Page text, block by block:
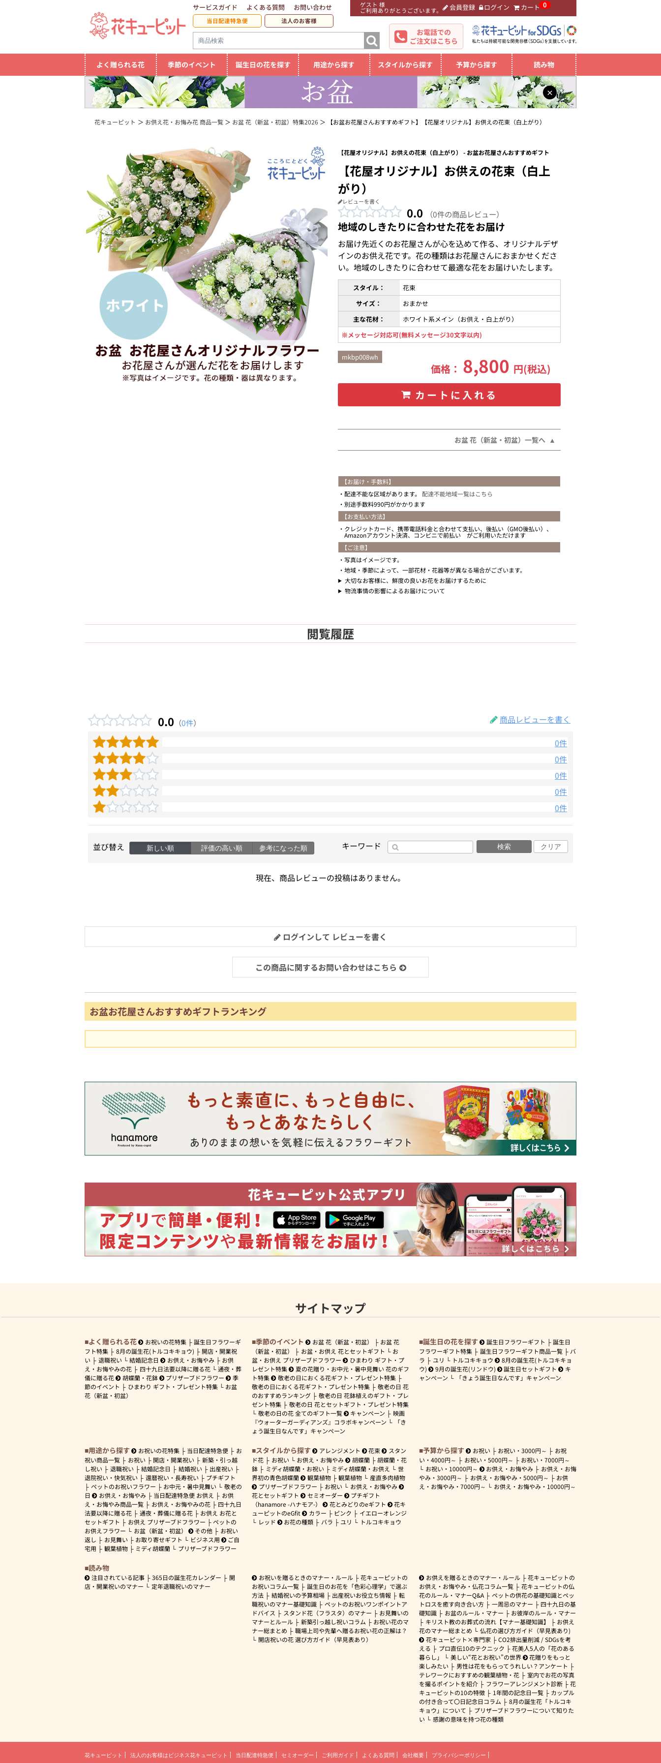
ゲスト 様
ご利用ありがとうございます。 会員登録 ログイン カート 0
サービスガイド よくある質問 お問い合わせ
当日配達特急便 法人のお客様
お電話での
ご注文はこちら
よく贈られる花 季節のイベント 誕生日の花を探す 用途から探す スタイルから探す 予算から探す 読み物
×
花キューピット お供え花・お悔み花 商品一覧 お盆 花（新盆・初盆）特集2026 【お盆お花屋さんおすすめギフト】【花屋オリジナル】お供えの花束（白上がり）
【花屋オリジナル】お供えの花束（白上がり） - お盆お花屋さんおすすめギフト
【花屋オリジナル】お供えの花束（白上
がり）
レビューを書く
0.0 （0件の商品レビュー）
地域のしきたりに合わせた花をお届け
お届け先近くのお花屋さんが心を込めて作る、オリジナルデザ
インのお供え花です。花の種類はお花屋さんにおまかせくださ
い。地域のしきたりに合わせて最適な花をお届けいたします。
スタイル：
花束
サイズ：
おまかせ
主な花材：
ホワイト系メイン（お供え・白上がり）
※メッセージ対応可(無料メッセージ30文字以内)
mkbp008wh
価格： 8,800 円(税込)
カートに入れる
お盆 花（新盆・初盆）一覧へ
【お届け・手数料】
配達不能な区域があります。 配達不能地域一覧はこちら
別途手数料990円がかかります
【お支払い方法】
クレジットカード、携帯電話料金と合わせて支払い、後払い（GMO後払い）、
Amazonアカウント決済、コンビニで前払い がご利用いただけます
【ご注意】
写真はイメージです。
地域・季節によって、一部花材・花器等が異なる場合がございます。
大切なお客様に、鮮度の良いお花をお届けするために
物流事情の影響によるお届けについて
閲覧履歴
0.0 （0件）
商品レビューを書く
0件
0件
0件
0件
0件
並び替え 新しい順 評価の高い順 参考になった順 キーワード 検索 クリア
現在、商品レビューの投稿はありません。
ログインして レビューを書く
この商品に関するお問い合わせはこちら
お盆お花屋さんおすすめギフトランキング
サイトマップ
よく贈られる花 お祝いの花特集
誕生日フラワーギ
フト特集
8月の誕生花(トルコキキョウ)
開店・開業祝
い
退職祝い 結婚記念日 お供え・お悔やみ
お供
え・お悔やみの花
四十九日法要以降に贈る花
通夜・葬
儀に贈る花
胡蝶蘭・花鉢 プリザーブドフラワー
季
節のイベント
ひまわり ギフト・プレゼント特集
お盆
花（新盆・初盆）
季節のイベント お盆 花（新盆・初盆）
お盆 花
（新盆・初盆）
お盆・お供え 花とセットギフト
お
盆・お供え プリザーブドフラワー
ひまわり ギフト・プ
レゼント特集
夏の花贈り・お中元・暑中見舞い 花のギフ
ト特集
敬老の日におくる花ギフト・プレゼント特集
敬老の日におくる花ギフト・プレゼント特集
敬老の日 花
のおすすめランキング
敬老の日 花鉢植えのギフト・プレ
ゼント特集
敬老の日 花とセットギフト・プレゼント特集
敬老の日の花 全てのギフト一覧
キャンペーン
映画
『ウォーターガーディアンズ』コラボキャンペーン
「き
ょう誕生日なんです」キャンペーン
誕生日の花を探す 誕生日フラワーギフト
誕生日
フラワーギフト特集
誕生日フラワーギフト商品一覧
バ
ラ
ユリ トルコキキョウ
8月の誕生花(トルコキキョ
ウ)
9月の誕生花(リンドウ) 誕生日セットギフト
キ
ャンペーン
「きょう誕生日なんです」キャンペーン
用途から探す お祝いの花特集 当日配達特急便
お
祝い商品一覧
お祝い 開店・開業祝い
新築・引っ越
し祝い
退職祝い 結婚記念日 結婚祝い
出産祝い
退院祝い・快気祝い
還暦祝い・長寿祝い
プチギフト
ペットのお祝いフラワー
お中元・暑中見舞い
敬老の
日
お供え・お悔やみ 当日配達特急便 お供え
お供
え・お悔やみ商品一覧
お供え・お悔やみの花
四十九日
法要以降に贈る花
通夜・葬儀に贈る花
お供え お花と
セットギフト
お供え プリザーブドフラワー
ペットの
お供えフラワー
お盆（新盆・初盆） その他
お祝い
返し
お見舞い お取り寄せギフト ビジネス用
ご自
宅用
観葉植物 ミディ胡蝶蘭 プリザーブドフラワー
スタイルから探す アレンジメント 花束
スタン
ド花
お祝い お供え・お悔やみ 胡蝶蘭
胡蝶蘭・花
鉢
ミディ胡蝶蘭・お祝い ミディ胡蝶蘭・お供え
世
界初の青色胡蝶蘭
観葉植物 観葉植物
産直多肉植物
プリザーブドフラワー
お祝い
お供え・お悔やみ
花とセットギフト
セミオーダー
プチギフト
（hanamore -ハナモア-）
花とみどりのeギフト
花キ
ューピットのeGfit
カラー ピンク
イエローオレンジ
レッド
お花の種類 バラ ユリ トルコキキョウ
予算から探す お祝い お祝い・3000円～
お祝
い・ 4000円～ お祝い・ 5000円～ お祝い・7000円～
お祝い・ 10000円～ お供え・お悔やみ
お供え・お悔
やみ・ 3000円～ お供え・お悔やみ・ 5000円～
お供
え・お悔やみ・ 7000円～ お供え・お悔やみ・ 10000円～
読み物
注目されている記事 365日の誕生花カレンダー
開
店・開業祝いのマナー
定年退職祝いのマナー
お祝いを贈るときのマナー・ルール
花キューピットの
お祝いコラム一覧
誕生日のお花を「色彩心理学」で選ぶ
方法
結婚祝いの予算相場 出産祝いお役立ち情報
転
職祝いのマナー基礎知識
ペットのお祝いワンポイントア
ドバイス
スタンド花（フラスタ）のマナー
お見舞いの
マナーとルール
新築引っ越し祝いコラム
お祝い花のマ
ナー総まとめ
職場上司や先輩へ贈るお祝い花の正解は？
開店祝いの花 選び方ガイド（早見表あり）
お供えを贈るときのマナー・ルール
花キューピットの
お供え・お悔やみ・仏花コラム一覧
花キューピットの仏
花のルール・マナーQ&A
ペットの供花の基礎知識とペッ
トロスを癒す向き合い方
一周忌のマナー
四十九日の基
礎知識
お盆のルール・マナー
お彼岸のルール・マナー
キリスト教のお葬式の流れ【マナー基礎知識】
お供え
花のマナー総まとめ
仏花の選び方ガイド（早見表あり)
花キューピット×専門家
CO2排出量削減 / SDGsを考
える
プロ直伝10のテクニック
花美人5人の「花のある
暮らし」
美しい“花とお祝い”の世界
花贈りをもっと
楽しみたい
男性は花をもらってうれしい？アンケート
テレワークにおすすめの観葉植物・花
室内でお花の写真
を撮るポイントを紹介
フラワーアレンジメント診断
花
キューピットの10の特徴
1年間の記念日一覧
カップル
の付き合って〇日記念日コラム
8月の誕生花「トルコキ
キョウ」について
プリザーブドフラワーについて知りた
い
感謝の意味を持つ花の種類
花キューピット 法人のお客様は ビジネス花キューピット 当日配達特急便 セミオーダー ご利用ガイド よくある質問 会社概要 プライバシーポリシー